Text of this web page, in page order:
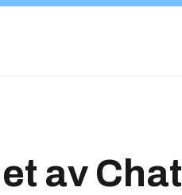
av Chat